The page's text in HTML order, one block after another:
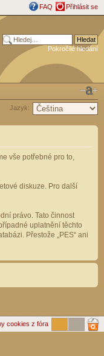
FAQ Přihlásit se
Pokročilé hledání
Jazyk:
vše potřebné pro to,
diskuze. Pro další
právo. Tato činnost
uplatnění těchto
Přestože „PES“ ani
cookies z fóra